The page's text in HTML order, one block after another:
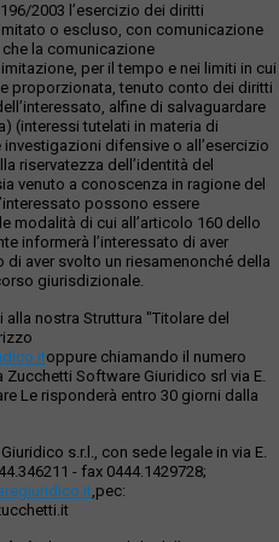
2003 l’esercizio dei diritti
o escluso, con comunicazione
la comunicazione
per il tempo e nei limiti in cui
proporzionata, tenuto conto dei diritti
alfine di salvaguardare
(interessi tutelati in materia di
difensive o all’esercizio
riservatezza dell’identità del
venuto a conoscenza in ragione del
possono essere
modalità di cui all’articolo 160 dello
informerà l’interessato di aver
aver svolto un riesamenonché della
giurisdizionale.
nostra Struttura "Titolare del
oppure chiamando il numero
Zucchetti Software Giuridico srl via E.
Le risponderà entro 30 giorni dalla
s.r.l., con sede legale in via E.
- fax 0444.1429728;
,pec: